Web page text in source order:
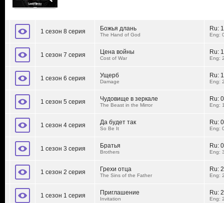
1 сезон 8 серия Божья длань
The Hand of God
Ru:
Eng:
1 сезон 7 серия Цена войны
Cost of War
Ru:
Eng:
1 сезон 6 серия Ущерб
Damage
Ru:
Eng:
1 сезон 5 серия Чудовище в зеркале
The Beast in the Mirror
Ru:
Eng:
1 сезон 4 серия Да будет так
So Be It
Ru:
Eng:
1 сезон 3 серия Братья
Brothers
Ru:
Eng:
1 сезон 2 серия Грехи отца
The Sins of the Father
Ru:
Eng:
1 сезон 1 серия Приглашение
Invitation
Ru:
Eng: